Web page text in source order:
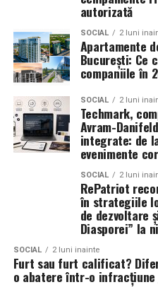
PIZZERIA VOLARE;
MATEI BASARAB; THE
PESCAR; UNIVERSITATEA
ȘI MEDICINĂ VETERINARĂ
– SMT PALLADY; RAZELM
JURILOVCA; SCEMTOVICI
CREATIVE AVOCADOS;
Partener social: Asociația
T.R.I.B.E.
www.facebook.com/
www.instagram.com/
Partener media principal:
recreate prin alte mijloace.
canta, ci creeaza emotii,
dans si transforma o
eveniment de neuitat.
importante decizii ale
dintre o nunta frumoasa si
autorizată
SOCIAL 2 luni
Apartamente
București: Ce
companiile în
SOCIAL 2 luni
Techmark,
Avram-
integrate: de
evenimente
SOCIAL 2 luni
RePatriot
în strategiile
de dezvoltare
Diasporei” la
SOCIAL 2 luni inainte
Furt sau furt calificat?
o abatere într-o infracțiune